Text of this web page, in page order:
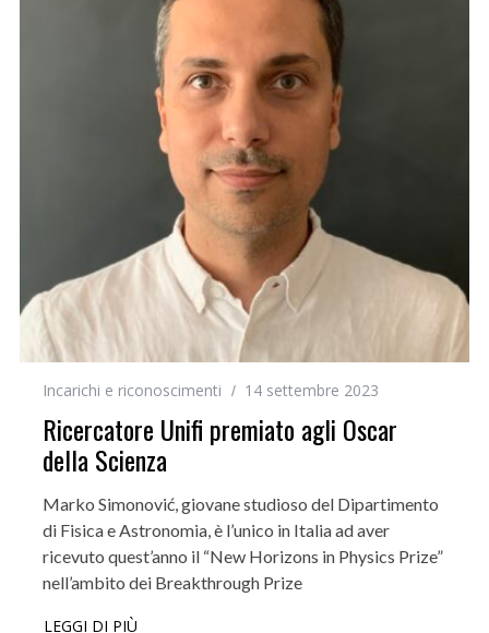
Incarichi e riconoscimenti 14 settembre 2023
Ricercatore Unifi premiato agli Oscar
della Scienza
Marko Simonović, giovane studioso del Dipartimento
di Fisica e Astronomia, è l’unico in Italia ad aver
ricevuto quest’anno il “New Horizons in Physics Prize”
nell’ambito dei Breakthrough Prize
LEGGI DI PIÙ